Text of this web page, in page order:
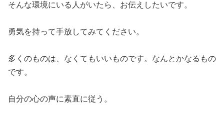
そんな環境にいる人がいたら、お伝えしたいです。
勇気を持って手放してみてください。
多くのものは、なくてもいいものです。なんとかなるもの
です。
自分の心の声に素直に従う。